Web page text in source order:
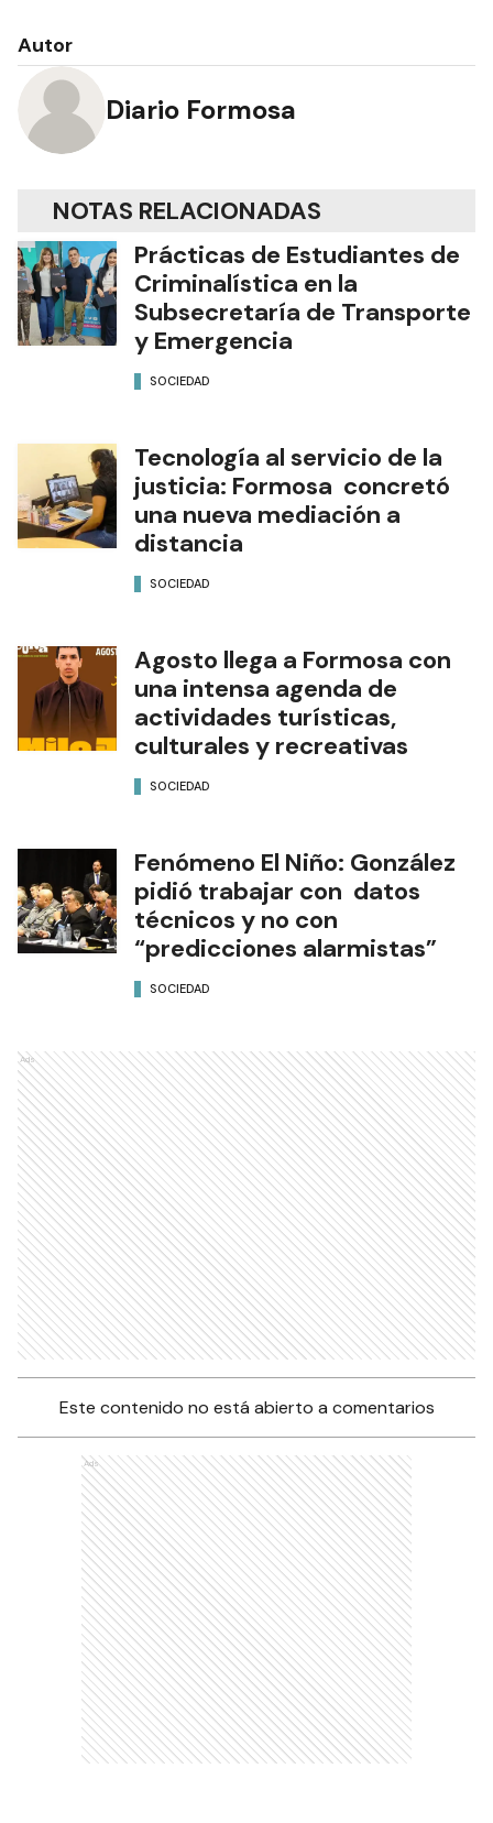
Autor
Diario Formosa
NOTAS RELACIONADAS
Prácticas de Estudiantes de
Criminalística en la
Subsecretaría de Transporte
y Emergencia
SOCIEDAD
Tecnología al servicio de la
justicia: Formosa concretó
una nueva mediación a
distancia
SOCIEDAD
Agosto llega a Formosa con
una intensa agenda de
actividades turísticas,
culturales y recreativas
SOCIEDAD
Fenómeno El Niño: González
pidió trabajar con datos
técnicos y no con
“predicciones alarmistas”
SOCIEDAD
Ads
Este contenido no está abierto a comentarios
Ads